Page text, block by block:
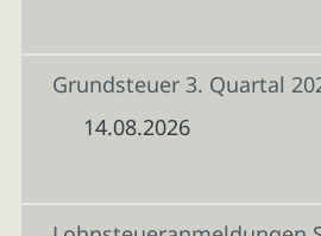
Grundsteuer 3. Quartal
14.08.2026